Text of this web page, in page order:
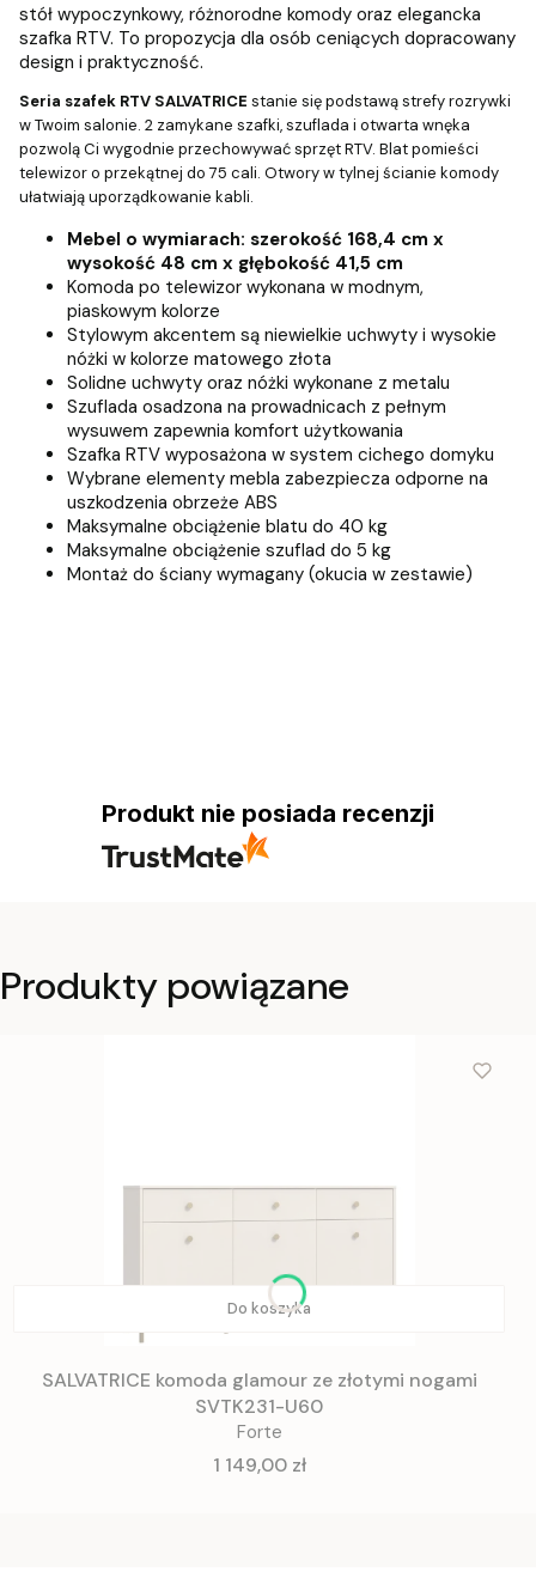
stół wypoczynkowy, różnorodne komody oraz elegancka
szafka RTV. To propozycja dla osób ceniących dopracowany
design i praktyczność.
Seria szafek RTV SALVATRICE stanie się podstawą strefy rozrywki
w Twoim salonie. 2 zamykane szafki, szuflada i otwarta wnęka
pozwolą Ci wygodnie przechowywać sprzęt RTV. Blat pomieści
telewizor o przekątnej do 75 cali. Otwory w tylnej ścianie komody
ułatwiają uporządkowanie kabli.
Mebel o wymiarach: szerokość 168,4 cm x
wysokość 48 cm x głębokość 41,5 cm
Komoda po telewizor wykonana w modnym,
piaskowym kolorze
Stylowym akcentem są niewielkie uchwyty i wysokie
nóżki w kolorze matowego złota
Solidne uchwyty oraz nóżki wykonane z metalu
Szuflada osadzona na prowadnicach z pełnym
wysuwem zapewnia komfort użytkowania
Szafka RTV wyposażona w system cichego domyku
Wybrane elementy mebla zabezpiecza odporne na
uszkodzenia obrzeże ABS
Maksymalne obciążenie blatu do 40 kg
Maksymalne obciążenie szuflad do 5 kg
Montaż do ściany wymagany (okucia w zestawie)
Produkt nie posiada recenzji
Produkty powiązane
Do koszyka
SALVATRICE komoda glamour ze złotymi nogami
SVTK231-U60
Forte
Cena
1 149,00 zł